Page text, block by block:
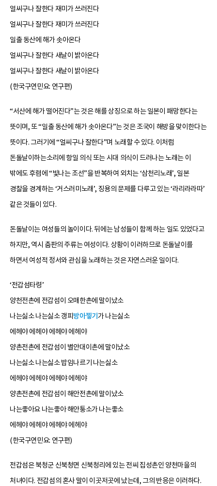
얼씨구나 잘한다 재미가 쓰러진다
얼씨구나 잘한다 재미가 쓰러진다
일출 동산에 해가 솟아온다
얼씨구나 잘한다 새날이 밝아온다
얼씨구나 잘한다 새날이 밝아온다
(한국구연민요: 연구편)
“서산에 해가 떨어진다”는 것은 해를 상징으로 하는 일본이 패망한다는
뜻이며, 또 “일출 동산에 해가 솟아온다”는 것은 조국이 해방을 맞이한다는
뜻이다. 그러기에 “얼씨구나 잘한다”며 노래할 수 있다. 이처럼
돈돌날이하는소리에 항일 의식 또는 시대 의식이 드러나는 노래는 이
밖에도 후렴에 “빛나는 조선”을 반복하여 외치는 ‘삼천리노래’, 일본
경찰을 경계하는 ‘거스러미노래’, 징용의 문제를 다루고 있는 ‘라리라라따’
같은 것들이 있다.
돈돌날이는 여성들의 놀이이다. 뒤에는 남성들이 함께 하는 일도 있었다고
하지만, 역시 춤판의 주류는 여성이다. 상황이 이러하므로 돈돌날이를
하면서 여성적 정서와 관심을 노래하는 것은 자연스러운 일이다.
‘전갑섬타령’
양천전촌에 전갑섬이 오매한촌에 말이났소
나는싫소 나는싫소 갱피방아찧기 가 나는싫소
에헤야 에헤야 에헤야 에헤야
양촌전촌에 전갑섬이 별안대이촌에 말이났소
나는싫소 나는싫소 밥임나르기 나는싫소
에헤야 에헤야 에헤야 에헤야
양촌전촌에 전갑섬이 해안전촌에 말이났소
나는좋아요 나는좋아 해안퉁소가 나는좋소
에헤야 에헤야 에헤야 에헤야
(한국구연민요: 연구편)
전갑섬은 북청군 신북청면 신북청리에 있는 전씨 집성촌인 양천마을의
처녀이다. 전갑섬의 혼사 말이 이곳저곳에 났는데, 그의 반응은 이러하다.